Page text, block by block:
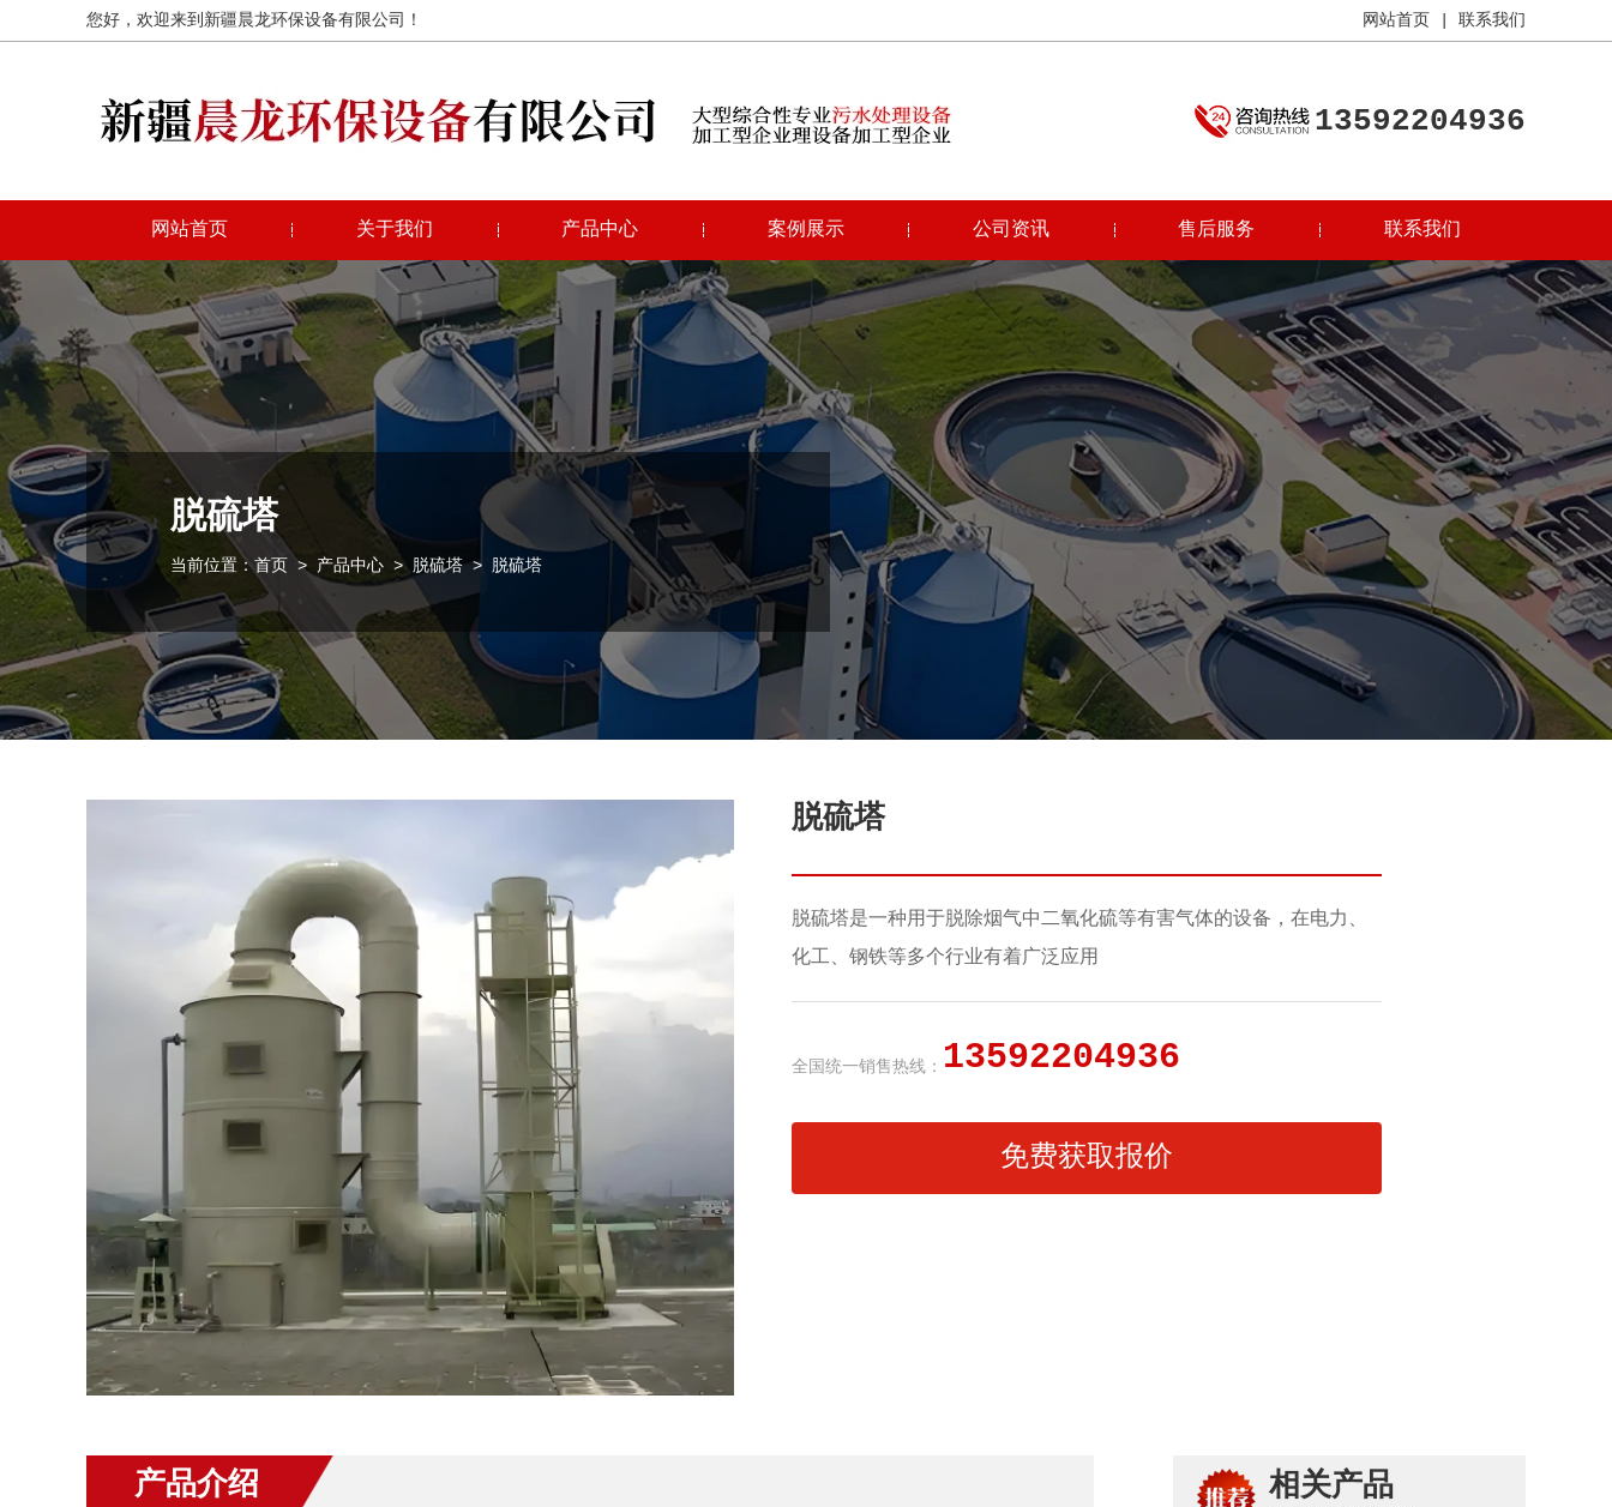
您好，欢迎来到新疆晨龙环保设备有限公司！ 网站首页 联系我们
13592204936
网站首页 关于我们 产品中心 案例展示 公司资讯 售后服务 联系我们
脱硫塔
当前位置：首页 > 产品中心 > 脱硫塔> 脱硫塔
脱硫塔
脱硫塔是一种用于脱除烟气中二氧化硫等有害气体的设备，在电力、
化工、钢铁等多个行业有着广泛应用
全国统一销售热线： 13592204936
免费获取报价
产品介绍 相关产品